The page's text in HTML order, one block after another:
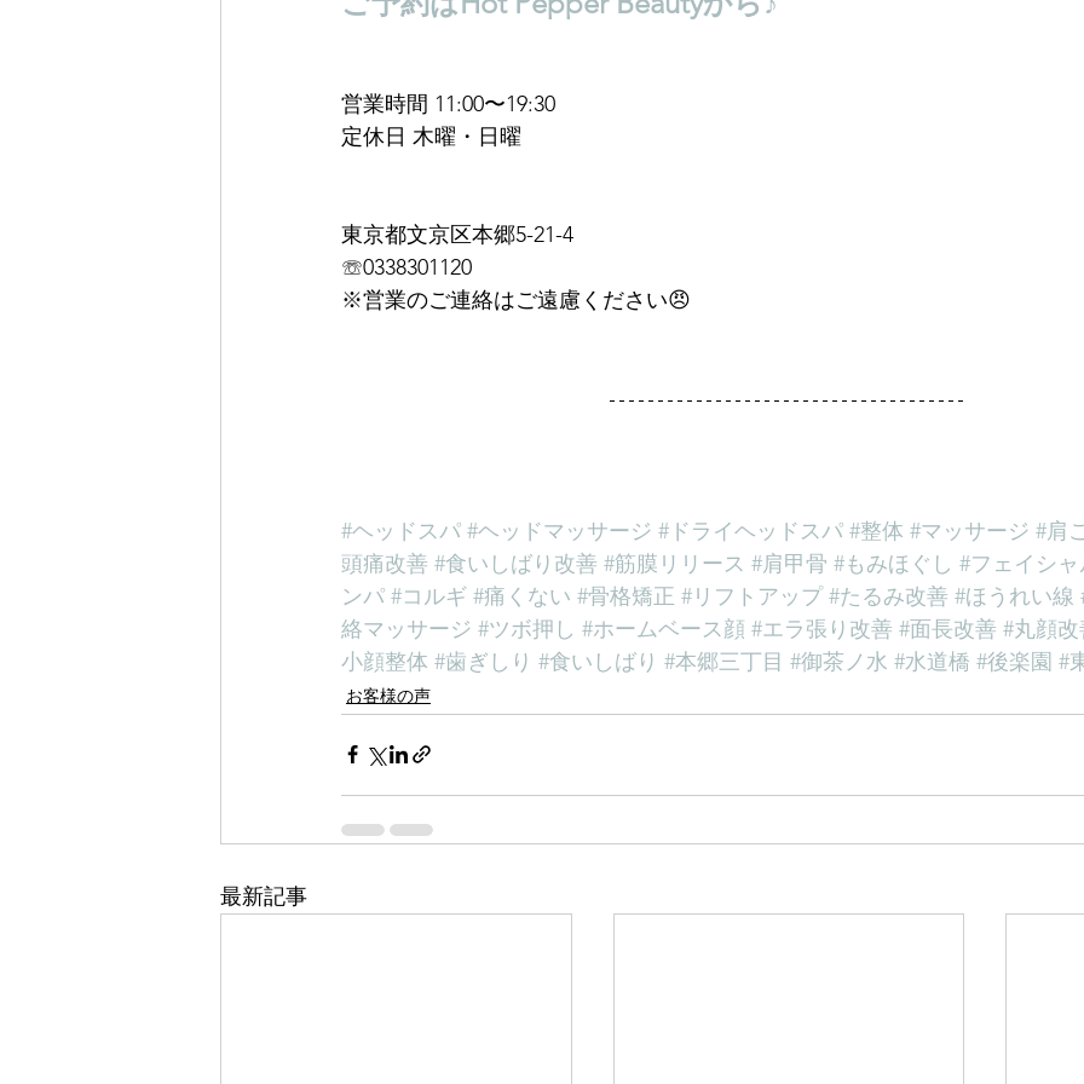
営業時間 11:00〜19:30
定休日 木曜・日曜
東京都文京区本郷5-21-4
☏0338301120
※営業のご連絡はご遠慮ください😠
#ヘッドスパ #ヘッドマッサージ #ドライヘッドスパ #整体 #マッサージ #肩
頭痛改善 #食いしばり改善 #筋膜リリース #肩甲骨 #もみほぐし #フェイシャ
ンパ #コルギ #痛くない #骨格矯正 #リフトアップ #たるみ改善 #ほうれい線
絡マッサージ #ツボ押し #ホームベース顔 #エラ張り改善 #面長改善 #丸顔改
小顔整体 #歯ぎしり #食いしばり #本郷三丁目 #御茶ノ水 #水道橋 #後楽園 #
お客様の声
最新記事